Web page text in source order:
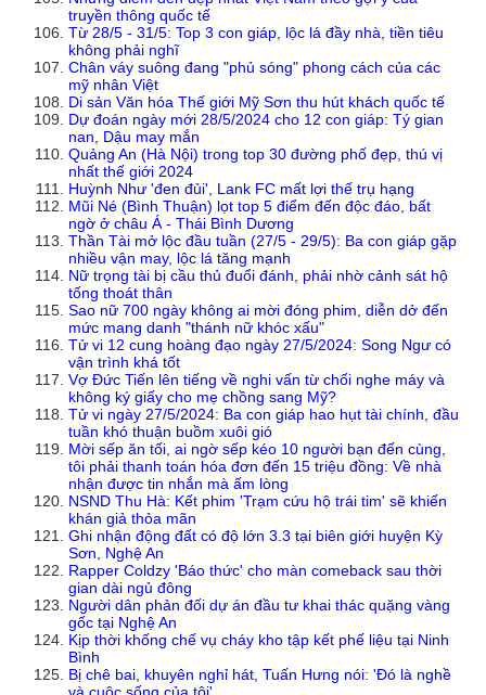
truyền thông quốc tế
Từ 28/5 - 31/5: Top 3 con giáp, lộc lá đầy nhà, tiền tiêu
không phải nghĩ
Chân váy suông đang "phủ sóng" phong cách của các
mỹ nhân Việt
Di sản Văn hóa Thế giới Mỹ Sơn thu hút khách quốc tế
Dự đoán ngày mới 28/5/2024 cho 12 con giáp: Tý gian
nan, Dậu may mắn
Quảng An (Hà Nội) trong top 30 đường phố đẹp, thú vị
nhất thế giới 2024
Huỳnh Như 'đen đủi', Lank FC mất lợi thế trụ hạng
Mũi Né (Bình Thuận) lọt top 5 điểm đến độc đáo, bất
ngờ ở châu Á - Thái Bình Dương
Thần Tài mở lộc đầu tuần (27/5 - 29/5): Ba con giáp gặp
nhiều vận may, lộc lá tăng mạnh
Nữ trọng tài bị cầu thủ đuổi đánh, phải nhờ cảnh sát hộ
tống thoát thân
Sao nữ 700 ngày không ai mời đóng phim, diễn dở đến
mức mang danh "thánh nữ khóc xấu"
Tử vi 12 cung hoàng đạo ngày 27/5/2024: Song Ngư có
vận trình khá tốt
Vợ Đức Tiến lên tiếng về nghi vấn từ chối nghe máy và
không ký giấy cho mẹ chồng sang Mỹ?
Tử vi ngày 27/5/2024: Ba con giáp hao hụt tài chính, đầu
tuần khó thuận buồm xuôi gió
Mời sếp ăn tối, ai ngờ sếp kéo 10 người bạn đến cùng,
tôi phải thanh toán hóa đơn đến 15 triệu đồng: Về nhà
nhận được tin nhắn mà ấm lòng
NSND Thu Hà: Kết phim 'Trạm cứu hộ trái tim' sẽ khiến
khán giả thỏa mãn
Ghi nhận động đất có độ lớn 3.3 tại biên giới huyện Kỳ
Sơn, Nghệ An
Rapper Coldzy 'Báo thức' cho màn comeback sau thời
gian dài ngủ đông
Người dân phản đối dự án đầu tư khai thác quặng vàng
gốc tại Nghệ An
Kịp thời khống chế vụ cháy kho tập kết phế liệu tại Ninh
Bình
Bị chê bai, khuyên nghỉ hát, Tuấn Hưng nói: 'Đó là nghề